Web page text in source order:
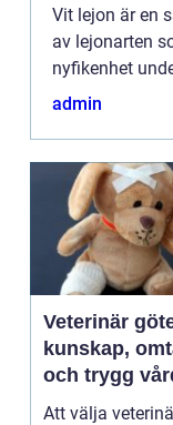
Vit lejon är en
av lejonarten
nyfikenhet
majestätiska
admin
Veterinär
kunskap,
och trygg
ditt djur
Att välja